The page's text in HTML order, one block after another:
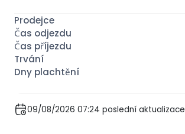
09/08/2026 07:24 poslední aktualizace